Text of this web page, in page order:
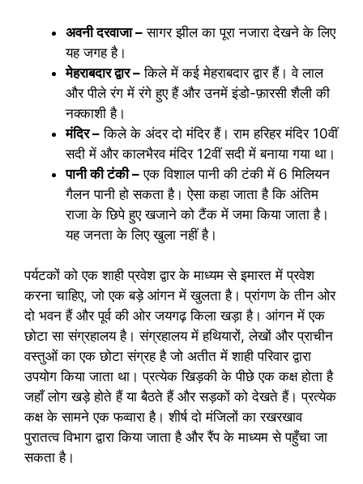
अवनी दरवाजा – सागर झील का पूरा नजारा देखने के लिए
यह जगह है।
मेहराबदार द्वार – किले में कई मेहराबदार द्वार हैं। वे लाल
और पीले रंग में रंगे हुए हैं और उनमें इंडो-फ़ारसी शैली की
नक्काशी है।
मंदिर – किले के अंदर दो मंदिर हैं। राम हरिहर मंदिर 10वीं
सदी में और कालभैरव मंदिर 12वीं सदी में बनाया गया था।
पानी की टंकी – एक विशाल पानी की टंकी में 6 मिलियन
गैलन पानी हो सकता है। ऐसा कहा जाता है कि अंतिम
राजा के छिपे हुए खजाने को टैंक में जमा किया जाता है।
यह जनता के लिए खुला नहीं है।
पर्यटकों को एक शाही प्रवेश द्वार के माध्यम से इमारत में प्रवेश
करना चाहिए, जो एक बड़े आंगन में खुलता है। प्रांगण के तीन ओर
दो भवन हैं और पूर्व की ओर जयगढ़ किला खड़ा है। आंगन में एक
छोटा सा संग्रहालय है। संग्रहालय में हथियारों, लेखों और प्राचीन
वस्तुओं का एक छोटा संग्रह है जो अतीत में शाही परिवार द्वारा
उपयोग किया जाता था। प्रत्येक खिड़की के पीछे एक कक्ष होता है
जहाँ लोग खड़े होते हैं या बैठते हैं और सड़कों को देखते हैं। प्रत्येक
कक्ष के सामने एक फव्वारा है। शीर्ष दो मंजिलों का रखरखाव
पुरातत्व विभाग द्वारा किया जाता है और रैंप के माध्यम से पहुँचा जा
सकता है।